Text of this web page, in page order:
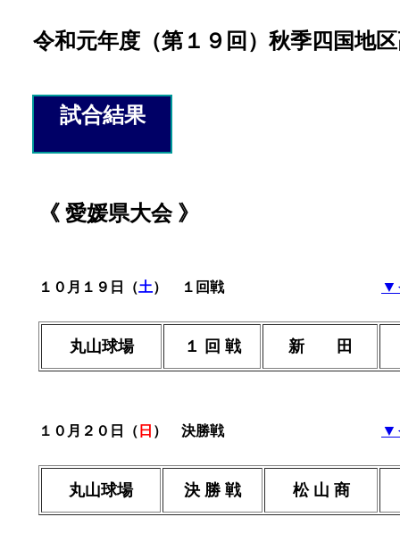
令和元年度（第１９回）秋季四国地
《 愛媛県大会 》
１０月１９日（土） １回戦 ▼
丸山球場 １ 回 戦 新 田
１０月２０日（ 日 ） 決勝戦 ▼
丸山球場 決 勝 戦 松 山 商
試合結果